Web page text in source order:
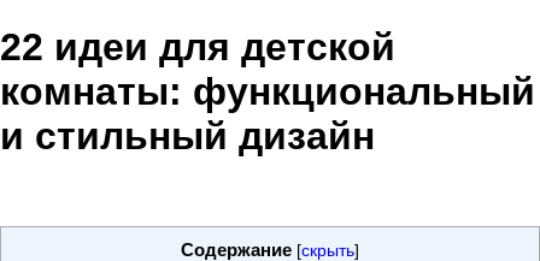
22 идеи для детской
комнаты: функциональный
и стильный дизайн
Содержание [скрыть]